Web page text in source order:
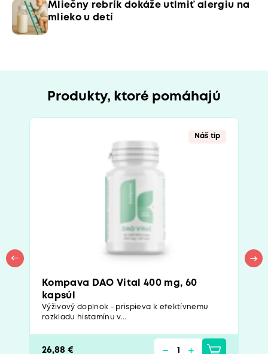
Mliečny rebrík dokáže utlmiť alergiu na
mlieko u detí
Produkty, ktoré pomáhajú
Náš tip
Kompava DAO Vital 400 mg, 60
kapsúl
Výživový doplnok - prispieva k efektívnemu
rozkladu histamínu v...
26,88 €